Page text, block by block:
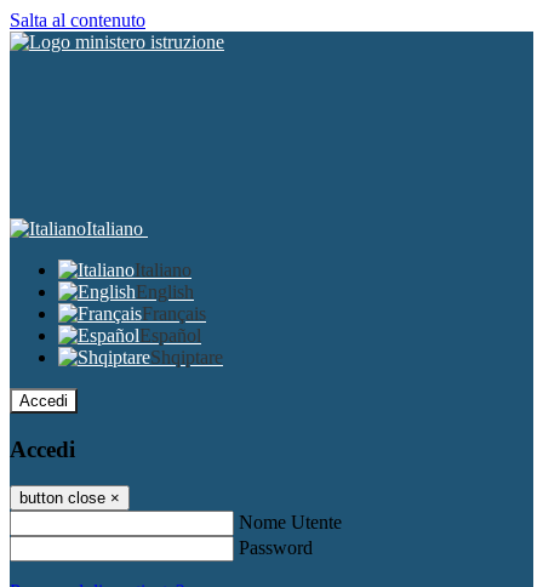
Salta al contenuto
Italiano
Italiano
English
Français
Español
Shqiptare
Accedi
Accedi
button close ×
Nome Utente
Password